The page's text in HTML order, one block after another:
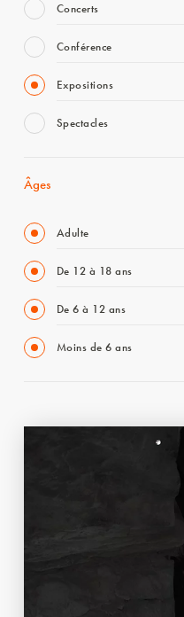
Concerts
Conférence
Expositions
Spectacles
Âges
Adulte
De 12 à 18 ans
De 6 à 12 ans
Moins de 6 ans